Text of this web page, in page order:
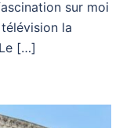
sur moi
la
[…]